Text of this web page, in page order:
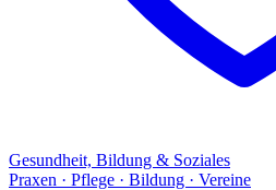
Gesundheit, Bildung & Soziales
Praxen · Pflege · Bildung · Vereine